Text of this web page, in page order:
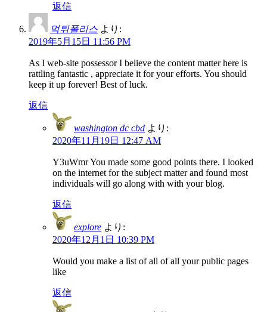
返信
먹튀폴리스 より:
2019年5月15日 11:56 PM
As I web-site possessor I believe the content matter here is
rattling fantastic , appreciate it for your efforts. You should
keep it up forever! Best of luck.
返信
washington dc cbd より:
2020年11月19日 12:47 AM
Y3uWmr You made some good points there. I looked
on the internet for the subject matter and found most
individuals will go along with with your blog.
返信
explore より:
2020年12月1日 10:39 PM
Would you make a list of all of all your public pages
like
返信